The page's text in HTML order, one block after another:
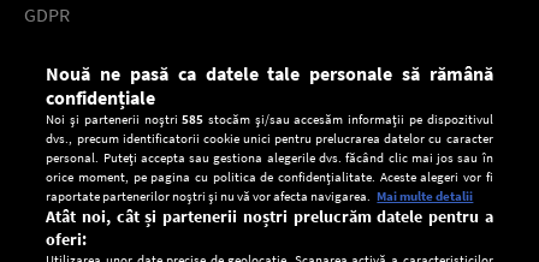
GDPR
Descarcă gratuit aplicaţia Europa FM pentru smartphone:
Nouă ne pasă ca datele tale personale să rămână
confidențiale
Noi și partenerii noștri585 stocăm și/sau accesăm informații pe dispozitivul
dvs., precum identificatorii cookie unici pentru prelucrarea datelor cu caracter
personal. Puteți accepta sau gestiona alegerile dvs. făcând clic mai jos sau în
orice moment, pe pagina cu politica de confidențialitate. Aceste alegeri vor fi
raportate partenerilor noștri și nu vă vor afecta navigarea. Mai multe detalii
Atât noi, cât și partenerii noștri prelucrăm datele pentru a
oferi: